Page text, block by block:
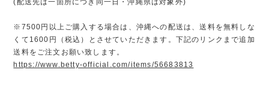
※7500円以上ご購入する場合は、沖縄への配送は、送料を無料しな
くて1600円（税込）とさせていただきます。下記のリンクまで追加
送料をご注文お願い致します。
https://www.betty-official.com/items/56683813